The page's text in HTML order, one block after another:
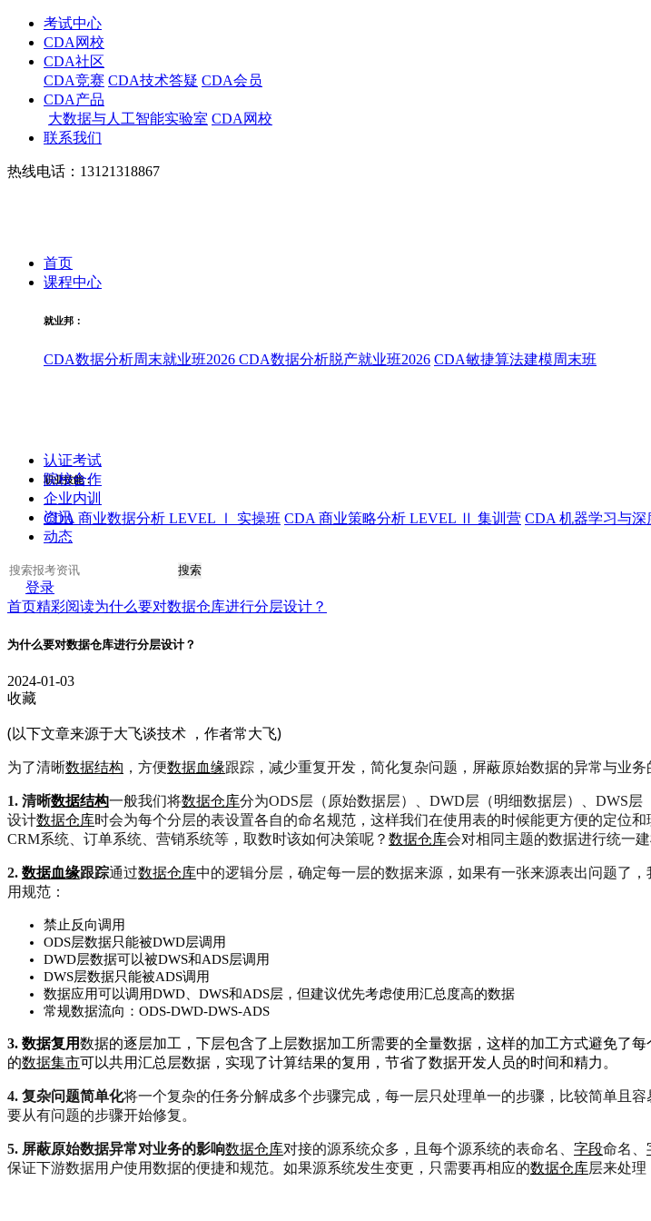
考试中心
CDA网校
CDA社区
CDA竞赛 CDA技术答疑 CDA会员
CDA产品
大数据与人工智能实验室 CDA网校
联系我们
热线电话：13121318867
首页
课程中心
就业邦：
CDA数据分析周末就业班2026 CDA数据分析脱产就业班2026 CDA敏捷算法建模周末班
职业技能：
CDA 商业数据分析 LEVEL Ⅰ 实操班 CDA 商业策略分析 LEVEL Ⅱ 集训营 CDA 机器学习与
认证考试
院校合作
企业内训
资讯
动态
搜索
登录
首页精彩阅读为什么要对数据仓库进行分层设计？
为什么要对数据仓库进行分层设计？
2024-01-03
收藏
(以下文章来源于大飞谈技术 ，作者常大飞)
为了清晰数据结构 ，方便数据血缘跟踪，减少重复开发，简化复杂问题，屏蔽原始数据的异常与业
1. 清晰数据结构一般我们将数据仓库分为ODS层（原始数据层）、DWD层（明细数据层）、DWS
设计数据仓库时会为每个分层的表设置各自的命名规范，这样我们在使用表的时候能更方便的定位和
CRM系统、订单系统、营销系统等，取数时该如何决策呢？ 数据仓库会对相同主题的数据进行统一
2. 数据血缘跟踪通过数据仓库中的逻辑分层，确定每一层的数据来源，如果有一张来源表出问题了
用规范：
禁止反向调用
ODS层数据只能被DWD层调用
DWD层数据可以被DWS和ADS层调用
DWS层数据只能被ADS调用
数据应用可以调用DWD、DWS和ADS层，但建议优先考虑使用汇总度高的数据
常规数据流向：ODS-DWD-DWS-ADS
3. 数据复用数据的逐层加工，下层包含了上层数据加工所需要的全量数据，这样的加工方式避免了
的数据集市可以共用汇总层数据，实现了计算结果的复用，节省了数据开发人员的时间和精力。
4. 复杂问题简单化将一个复杂的任务分解成多个步骤完成，每一层只处理单一的步骤，比较简单且
要从有问题的步骤开始修复。
5. 屏蔽原始数据异常对业务的影响数据仓库对接的源系统众多，且每个源系统的表命名、 字段命名、
保证下游数据用户使用数据的便捷和规范。如果源系统发生变更，只需要再相应的数据仓库层来处理